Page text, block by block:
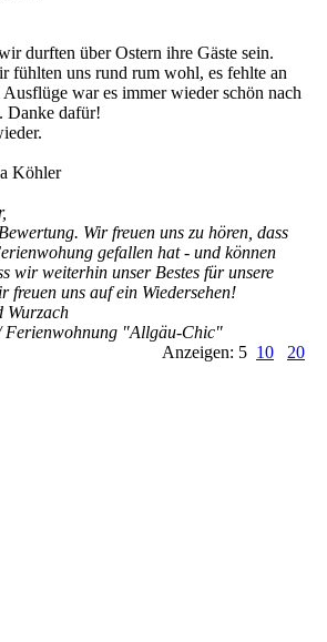
durften über Ostern ihre Gäste sein.
fühlten uns rund rum wohl, es fehlte an
war es immer wieder schön nach
Danke dafür!
Köhler
Wir freuen uns zu hören, dass
gefallen hat - und können
wir weiterhin unser Bestes für unsere
freuen uns auf ein Wiedersehen!
Wurzach
Ferienwohnung "Allgäu-Chic"
Anzeigen: 5 10 20